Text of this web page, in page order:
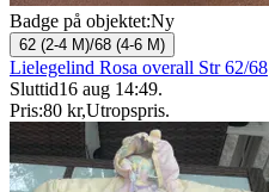
Badge på objektet:Ny
62 (2-4 M)/68 (4-6 M)
Lielegelind Rosa overall Str 62/68
Sluttid16 aug 14:49.
Pris:80 kr,Utropspris.